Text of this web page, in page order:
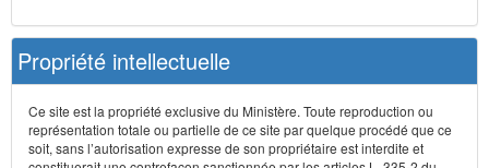
Propriété intellectuelle
Ce site est la propriété exclusive du Ministère. Toute reproduction ou
représentation totale ou partielle de ce site par quelque procédé que ce
soit, sans l’autorisation expresse de son propriétaire est interdite et